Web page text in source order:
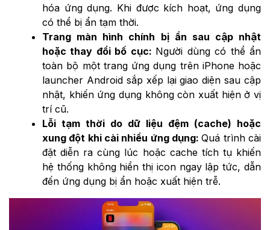
hóa ứng dụng. Khi được kích hoạt, ứng dụng
có thể bị ẩn tạm thời.
Trang màn hình chính bị ẩn sau cập nhật
hoặc thay đổi bố cục: Người dùng có thể ẩn
toàn bộ một trang ứng dụng trên iPhone hoặc
launcher Android sắp xếp lại giao diện sau cập
nhật, khiến ứng dụng không còn xuất hiện ở vị
trí cũ.
Lỗi tạm thời do dữ liệu đệm (cache) hoặc
xung đột khi cài nhiều ứng dụng:Quá trình cài
đặt diễn ra cùng lúc hoặc cache tích tụ khiến
hệ thống không hiển thị icon ngay lập tức, dẫn
đến ứng dụng bị ẩn hoặc xuất hiện trễ.